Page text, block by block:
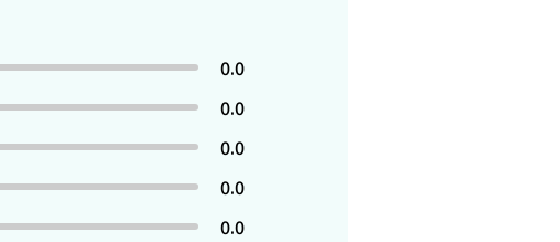
0.0
0.0
0.0
0.0
0.0